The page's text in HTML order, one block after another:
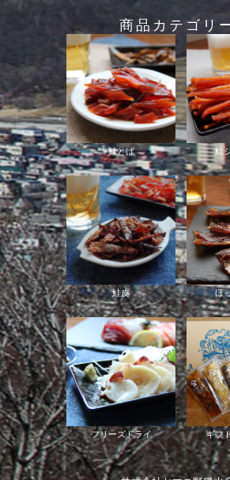
商品カテゴリ
鮭とば 鮭
鮭皮 ほ
フリーズドライ ギフ